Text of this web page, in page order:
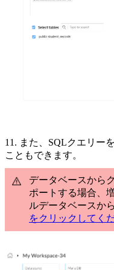
11. また、 SQLクエリー
こともできます。
データベースから
ポートする場合、
ルデータベースか
をクリックしてく